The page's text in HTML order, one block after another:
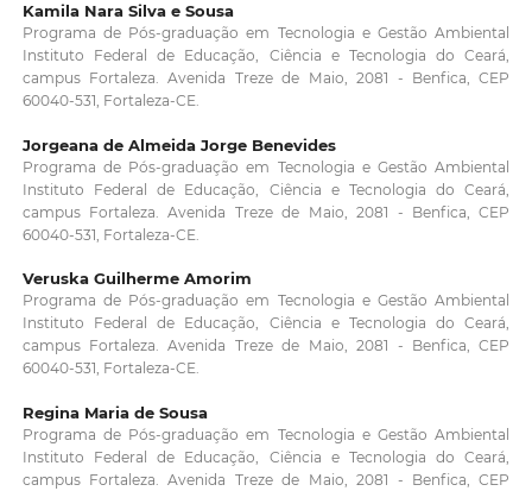
Kamila Nara Silva e Sousa
Programa de Pós-graduação em Tecnologia e Gestão Ambiental
Instituto Federal de Educação, Ciência e Tecnologia do Ceará,
campus Fortaleza. Avenida Treze de Maio, 2081 - Benfica, CEP
60040-531, Fortaleza-CE.
Jorgeana de Almeida Jorge Benevides
Programa de Pós-graduação em Tecnologia e Gestão Ambiental
Instituto Federal de Educação, Ciência e Tecnologia do Ceará,
campus Fortaleza. Avenida Treze de Maio, 2081 - Benfica, CEP
60040-531, Fortaleza-CE.
Veruska Guilherme Amorim
Programa de Pós-graduação em Tecnologia e Gestão Ambiental
Instituto Federal de Educação, Ciência e Tecnologia do Ceará,
campus Fortaleza. Avenida Treze de Maio, 2081 - Benfica, CEP
60040-531, Fortaleza-CE.
Regina Maria de Sousa
Programa de Pós-graduação em Tecnologia e Gestão Ambiental
Instituto Federal de Educação, Ciência e Tecnologia do Ceará,
campus Fortaleza. Avenida Treze de Maio, 2081 - Benfica, CEP